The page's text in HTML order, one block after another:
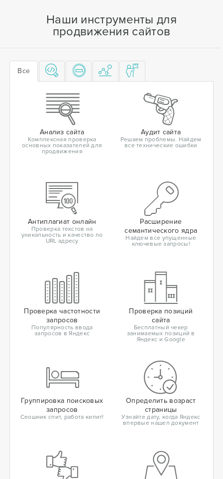
Наши инструменты для
продвижения сайтов
Все
Анализ сайта
Комплексная проверка
основных показателей для
продвижения
Аудит сайта
Решаем проблемы. Найдем
все технические ошибки
Антиплагиат онлайн
Проверка текстов на
уникальность и качество по
URL адресу
Расширение
семантического ядра
Найдем все упущенные
ключевые запросы!
Проверка частотности
запросов
Популярность ввода
запросов в Яндекс
Проверка позиций
сайта
Бесплатный чекер
занимаемых позиций в
Яндекс и Google
Группировка поисковых
запросов
Сеошник спит, работа кипит!
Определить возраст
страницы
Узнайте дату, когда Яндекс
впервые нашел документ